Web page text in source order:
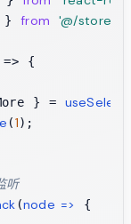
} from '@/store/
{
} =
(1);
听
(node => {